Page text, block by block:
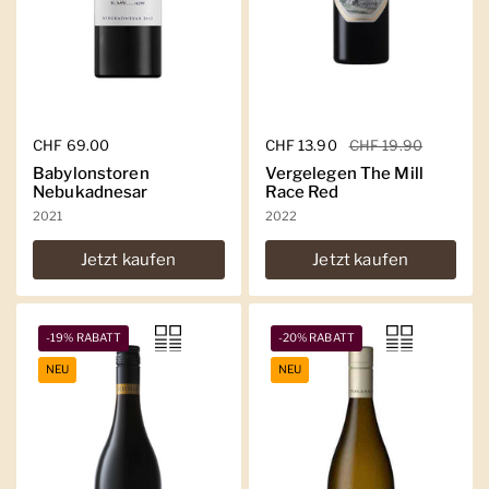
Regulärer Preis
CHF 69.00
Babylonstoren
Nebukadnesar
2021
Jetzt kaufen
Regulärer Preis
CHF 13.90 Sale-Preis
CHF 19.90
Vergelegen The Mill
Race Red
2022
Jetzt kaufen
-19% RABATT
NEU
-20% RABATT
NEU